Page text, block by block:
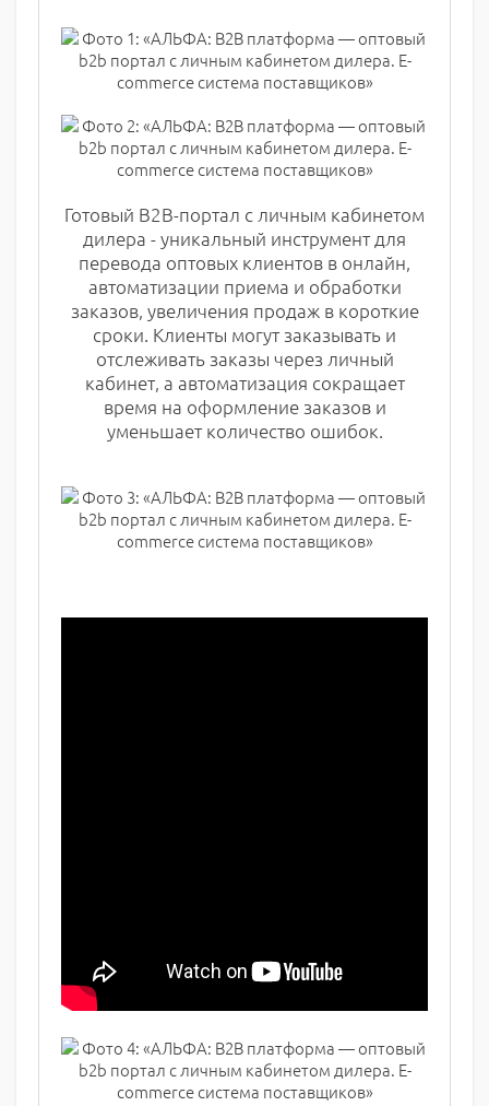
Готовый В2В-портал с личным кабинетом
дилера - уникальный инструмент для
перевода оптовых клиентов в онлайн,
автоматизации приема и обработки
заказов, увеличения продаж в короткие
сроки. Клиенты могут заказывать и
отслеживать заказы через личный
кабинет, а автоматизация сокращает
время на оформление заказов и
уменьшает количество ошибок.